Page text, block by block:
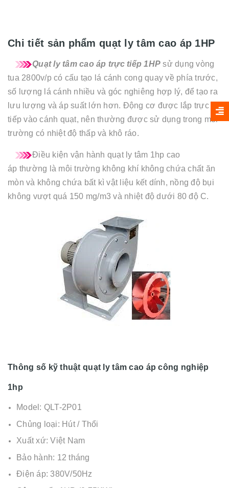
Chi tiết sản phẩm quạt ly tâm cao áp 1HP
Quạt ly tâm cao áp trực tiếp 1HP sử dụng vòng
tua 2800v/p có cấu tạo lá cánh cong quay về phía trước,
số lượng lá cánh nhiều và góc nghiêng hợp lý, để tạo ra
lưu lượng và áp suất lớn hơn. Động cơ được lắp trực
tiếp vào cánh quạt, nên thường được sử dụng trong môi
trường có nhiệt độ thấp và khô ráo.
Điều kiện vận hành quạt ly tâm 1hp cao
áp thường là môi trường không khí không chứa chất ăn
mòn và không chứa bất kì vật liệu kết dính, nồng độ bụi
không vượt quá 150 mg/m3 và nhiệt độ dưới 80 độ C.
Thông số kỹ thuật quạt ly tâm cao áp công nghiệp
1hp
Model: QLT-2P01
Chủng loại: Hút / Thổi
Xuất xứ: Việt Nam
Bảo hành: 12 tháng
Điện áp: 380V/50Hz